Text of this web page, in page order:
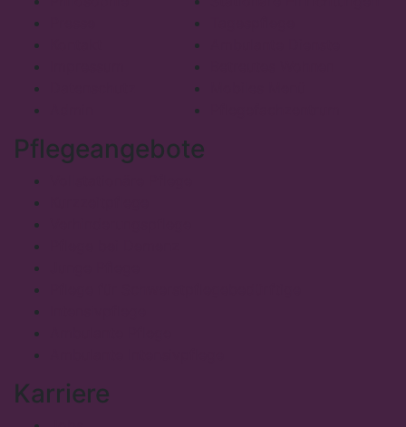
Pflegeangebote
Karriere